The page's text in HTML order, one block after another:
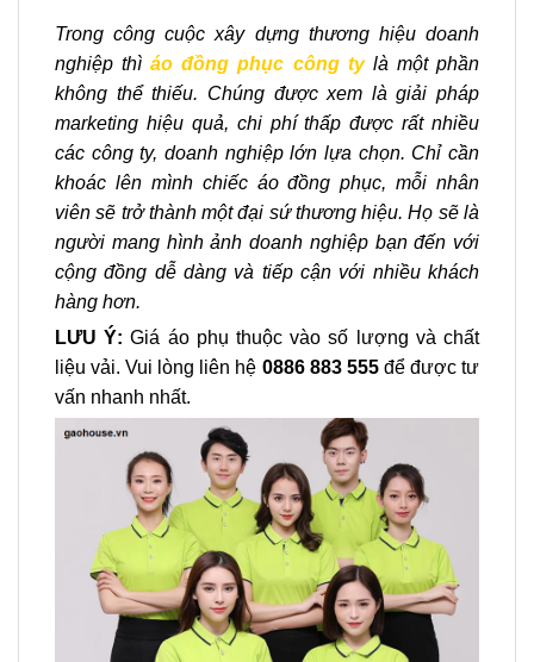
Trong công cuộc xây dựng thương hiệu doanh
nghiệp thìáo đồng phục công tylà một phần
không thể thiếu. Chúng được xem là giải pháp
marketing hiệu quả, chi phí thấp được rất nhiều
các công ty, doanh nghiệp lớn lựa chọn. Chỉ cần
khoác lên mình chiếc áo đồng phục, mỗi nhân
viên sẽ trở thành một đại sứ thương hiệu. Họ sẽ là
người mang hình ảnh doanh nghiệp bạn đến với
cộng đồng dễ dàng và tiếp cận với nhiều khách
hàng hơn.
LƯU Ý:Giá áo phụ thuộc vào số lượng và chất
liệu vải. Vui lòng liên hệ 0886 883 555để được tư
vấn nhanh nhất.